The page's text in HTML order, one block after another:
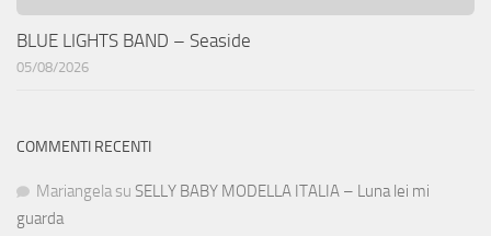
BLUE LIGHTS BAND – Seaside
05/08/2026
COMMENTI RECENTI
Mariangela su SELLY BABY MODELLA ITALIA – Luna lei mi
guarda